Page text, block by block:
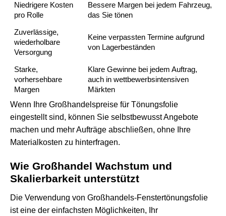
Niedrigere Kosten
pro Rolle
Bessere Margen bei jedem Fahrzeug,
das Sie tönen
Zuverlässige,
wiederholbare
Versorgung
Keine verpassten Termine aufgrund
von Lagerbeständen
Starke,
vorhersehbare
Margen
Klare Gewinne bei jedem Auftrag,
auch in wettbewerbsintensiven
Märkten
Wenn Ihre Großhandelspreise für Tönungsfolie
eingestellt sind, können Sie selbstbewusst Angebote
machen und mehr Aufträge abschließen, ohne Ihre
Materialkosten zu hinterfragen.
Wie Großhandel Wachstum und
Skalierbarkeit unterstützt
Die Verwendung von Großhandels-Fenstertönungsfolie
ist eine der einfachsten Möglichkeiten, Ihr